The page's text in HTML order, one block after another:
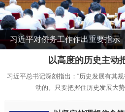
习近平对侨务工作作出重要指示
以高度的历史主动
习近平总书记深刻指出：“历史发展有其
动的。只要把握住历史发展大